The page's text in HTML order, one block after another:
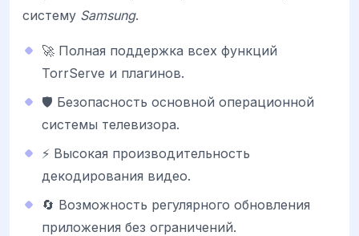
систему Samsung.
🚀 Полная поддержка всех функций
TorrServe и плагинов.
🛡️ Безопасность основной операционной
системы телевизора.
⚡ Высокая производительность
декодирования видео.
🔄 Возможность регулярного обновления
приложения без ограничений.